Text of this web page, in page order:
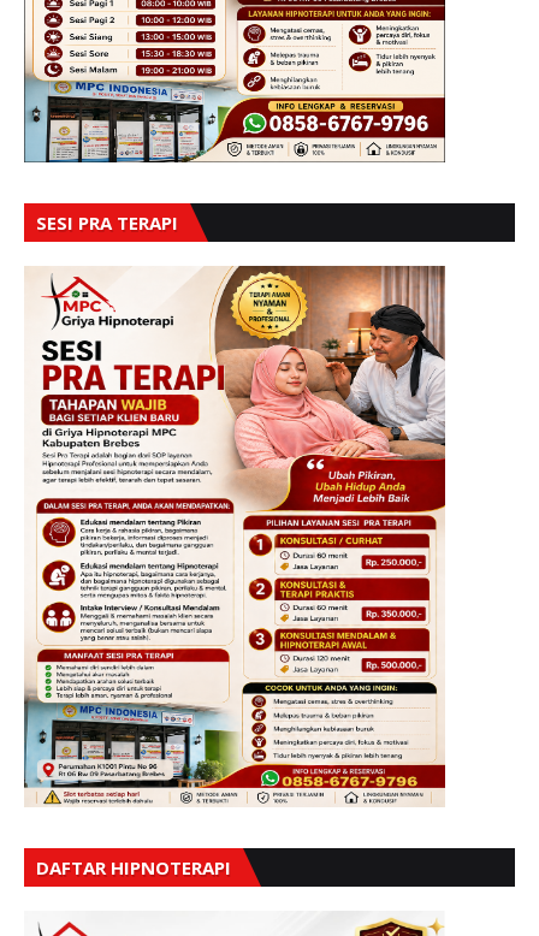
SESI PRA TERAPI
DAFTAR HIPNOTERAPI